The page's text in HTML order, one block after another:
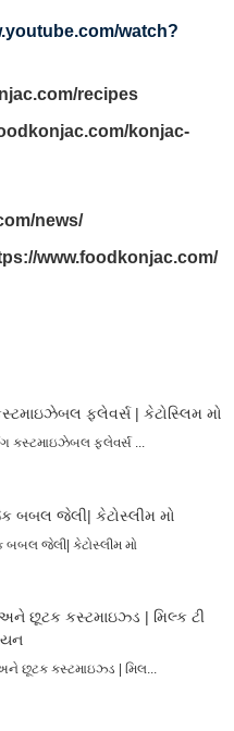
watch?
recipes
konjac-
news/
www.foodkonjac.com/
કસ્ટમાઇઝેબલ ફ્લેવર્સ ...
જેલી| કેટોસ્લીમ મો
છૂટક કસ્ટમાઇઝ્ડ | મિલ...